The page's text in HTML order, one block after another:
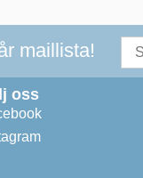
maillista!
oss